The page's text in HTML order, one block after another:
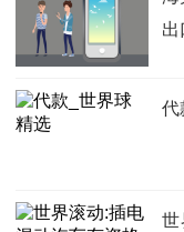
出
代
世